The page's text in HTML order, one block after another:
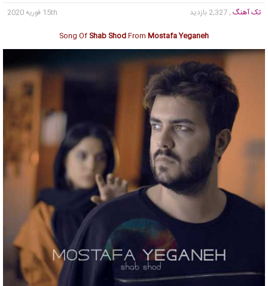
تک آهنگ , 2,327 بازدید
15th فوریه 2020
Song Of Shab ShodFrom Mostafa Yeganeh